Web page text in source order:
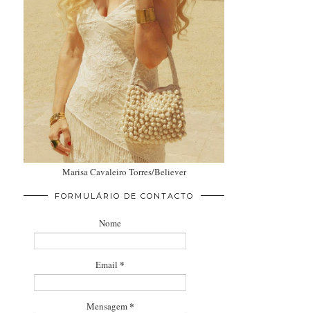
Marisa Cavaleiro Torres/Believer
FORMULÁRIO DE CONTACTO
Nome
Email *
Mensagem*